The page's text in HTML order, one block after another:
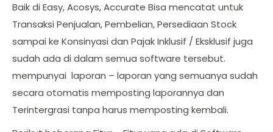
Baik di Easy, Acosys, Accurate Bisa mencatat untuk
Transaksi Penjualan, Pembelian, Persediaan Stock
sampai ke Konsinyasi dan Pajak Inklusif / Eksklusif juga
sudah ada di dalam semua software tersebut.
mempunyai laporan – laporan yang semuanya sudah
secara otomatis memposting laporannya dan
Terintergrasi tanpa harus memposting kembali.